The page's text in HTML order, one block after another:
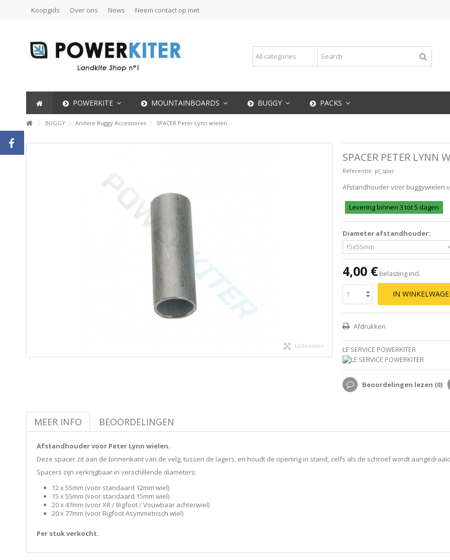
Koopgids Over ons News Neem contact op met
POWERKITE MOUNTAINBOARDS BUGGY PACKS
BUGGY Andere Buggy Accessoires SPACER Peter Lynn wielen
Uitbreiden
SPACER PETER LYNN
Referentie: pl_spac
Afstandhouder voor buggywielen
Levering binnen 3 tot 5 dagen
Diameter afstandhouder:
4,00 € belasting incl.
IN
Afdrukken
LE SERVICE POWERKITER
Beoordelingen lezen (0)
MEER INFO BEOORDELINGEN
Afstandhouder voor Peter Lynn wielen.
Deze spacer zit aan de binnenkant van de velg, tussen de lagers, en houdt de opening in stand, zelfs als de schroef wordt
Spacers zijn verkrijgbaar in verschillende diameters:
12 x 55mm (voor standaard 12mm wiel)
15 x 55mm (voor standaard 15mm wiel)
20 x 47mm (voor XR / Bigfoot / Vouwbaar achterwiel)
20 x 77mm (voor Bigfoot Asymmetrisch wiel)
Per stuk verkocht.